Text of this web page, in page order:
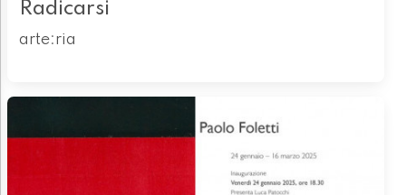
Radicarsi
arte:ria